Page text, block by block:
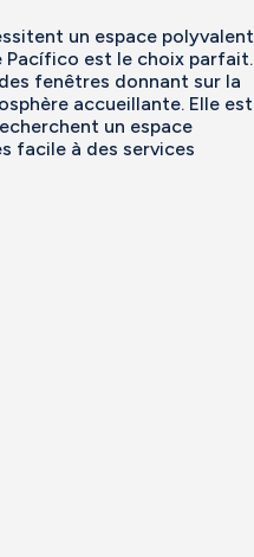
un espace polyvalent
Pacífico est le choix parfait.
fenêtres donnant sur la
accueillante. Elle est
un espace
facile à des services